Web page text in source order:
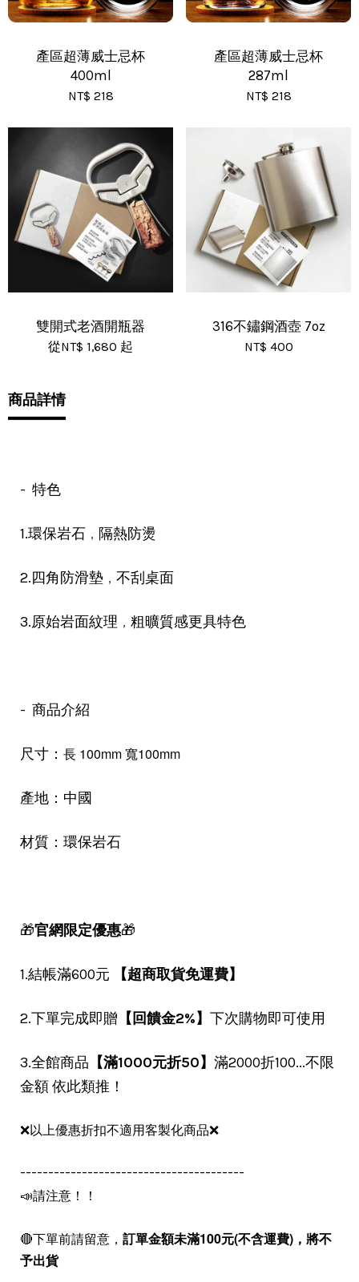
商品詳情
- 特色
1.環保岩石 ， 隔熱防燙
2.四角防滑墊 ， 不刮桌面
3.原始岩面紋理 ， 粗曠質感更具特色
- 商品介紹
尺寸： 長 100mm 寬100mm
產地：中國
材質：環保岩石
🎁官網限定優惠🎁
1.結帳滿600元 【超商取貨免運費】
2.下單完成即贈 【回饋金2%】 下次購物即可使用
3.全館商品 【滿1000元折50】 滿2000折100...不限
金額 依此類推！
❌以上優惠折扣不適用客製化商品❌
----------------------------------------
📣請注意！！
🔴下單前請留意， 訂單金額未滿100元(不含運費)， 將不
予出貨
產區超薄威士忌杯
400ml
NT$ 218
產區超薄威士忌杯
287ml
NT$ 218
雙開式老酒開瓶器
從NT$ 1,680 起
316不鏽鋼酒壺 7oz
NT$ 400